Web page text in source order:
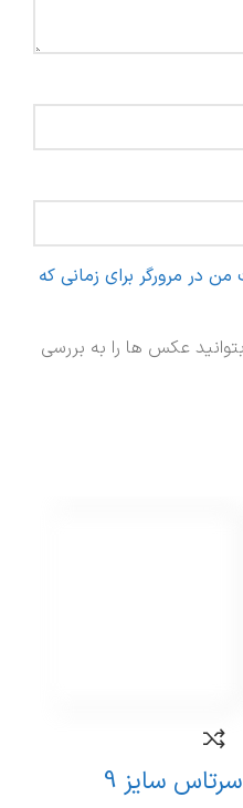
در مرورگر برای زمانی که
عکس ها را به بررسی
سرتاس سایز 9